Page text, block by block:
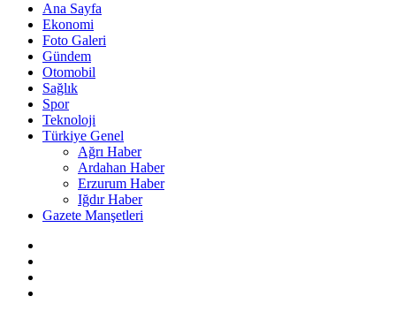
Ana Sayfa
Ekonomi
Foto Galeri
Gündem
Otomobil
Sağlık
Spor
Teknoloji
Türkiye Genel
Ağrı Haber
Ardahan Haber
Erzurum Haber
Iğdır Haber
Gazete Manşetleri